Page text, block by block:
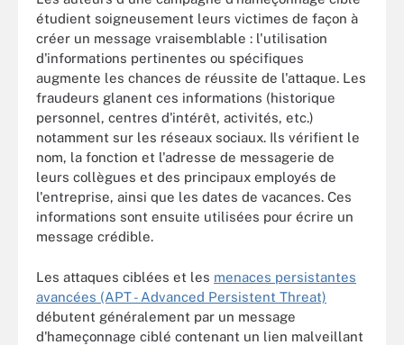
étudient soigneusement leurs victimes de façon à
créer un message vraisemblable : l'utilisation
d'informations pertinentes ou spécifiques
augmente les chances de réussite de l'attaque. Les
fraudeurs glanent ces informations (historique
personnel, centres d'intérêt, activités, etc.)
notamment sur les réseaux sociaux. Ils vérifient le
nom, la fonction et l'adresse de messagerie de
leurs collègues et des principaux employés de
l'entreprise, ainsi que les dates de vacances. Ces
informations sont ensuite utilisées pour écrire un
message crédible.
Les attaques ciblées et les menaces persistantes
avancées (APT - Advanced Persistent Threat)
débutent généralement par un message
d'hameçonnage ciblé contenant un lien malveillant